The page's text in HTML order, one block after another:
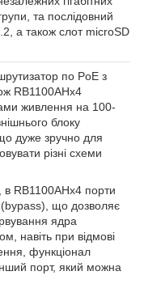
та послідовний
а також слот microSD
по PoE з
RВ1100AHx4
живлення на 100-
блоку
дуже зручно для
різні схеми
в RВ1100AHx4 порти
що дозволяє
ядра
навіть при відмові
функціонал
порт, який можна